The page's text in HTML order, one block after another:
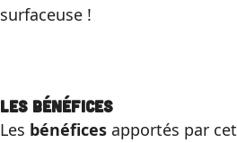
surfaceuse !
Les bénéfices
Les bénéfices apportés par